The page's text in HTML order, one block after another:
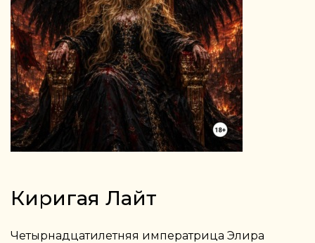
Киригая Лайт
Четырнадцатилетняя императрица Элира